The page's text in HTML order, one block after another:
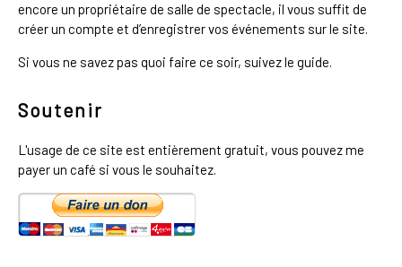
encore un propriétaire de salle de spectacle, il vous suffit de
créer un compte et d’enregistrer vos événements sur le site.
Si vous ne savez pas quoi faire ce soir, suivez le guide.
Soutenir
L'usage de ce site est entièrement gratuit, vous pouvez me
payer un café si vous le souhaitez.